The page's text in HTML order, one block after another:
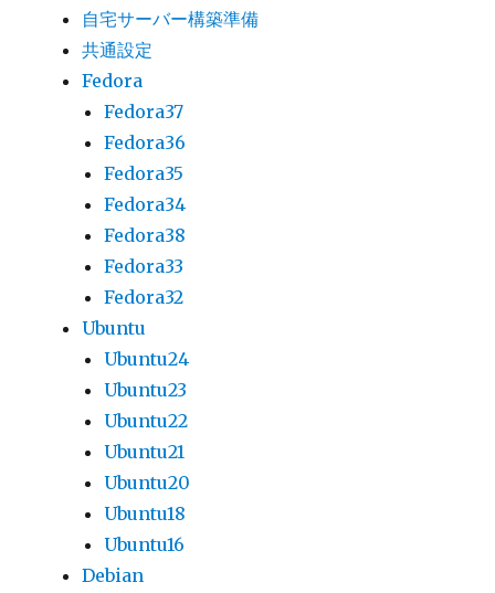
自宅サーバー構築準備
共通設定
Fedora
Fedora37
Fedora36
Fedora35
Fedora34
Fedora38
Fedora33
Fedora32
Ubuntu
Ubuntu24
Ubuntu23
Ubuntu22
Ubuntu21
Ubuntu20
Ubuntu18
Ubuntu16
Debian